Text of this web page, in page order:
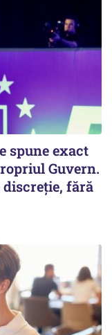
spune exact
Guvern.
fără